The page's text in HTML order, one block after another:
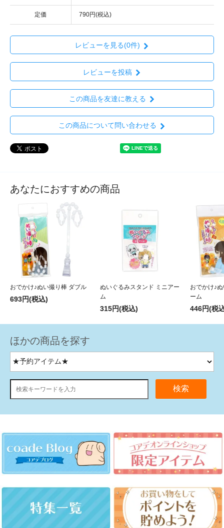
定価 790円(税込)
レビューを見る(0件)
レビューを投稿
この商品を友達に教える
この商品について問い合わせる
あなたにおすすめの商品
おでかけ♪ぬい撮り棒 ダブル
693円(税込)
ぬいぐるみスタンド ミニアー
ム
315円(税込)
おでかけ♪
ーム
446円(税
ほかの商品を探す
検索